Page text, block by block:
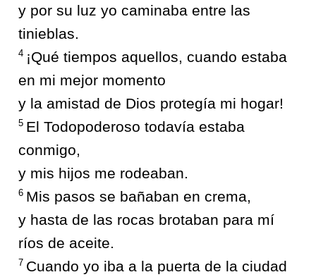
y por su luz yo caminaba entre las
tinieblas.
4 ¡Qué tiempos aquellos, cuando estaba
en mi mejor momento
y la amistad de Dios protegía mi hogar!
5 El Todopoderoso todavía estaba
conmigo,
y mis hijos me rodeaban.
6 Mis pasos se bañaban en crema,
y hasta de las rocas brotaban para mí
ríos de aceite.
7 Cuando yo iba a la puerta de la ciudad